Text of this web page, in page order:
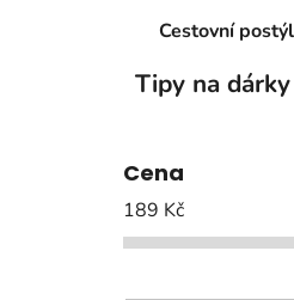
Cestovní
Tipy na
Cena
189 Kč